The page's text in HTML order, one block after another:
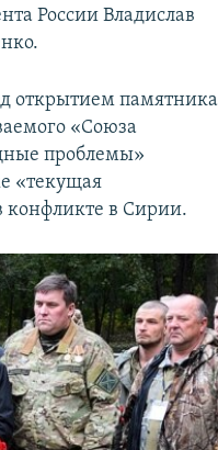
России Владислав
открытием памятника
«Союза
проблемы»
«текущая
конфликте в Сирии.